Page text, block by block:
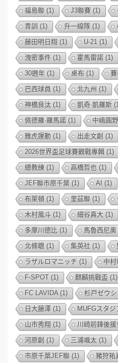
福島聯 (1) J3聯賽 (1)
青訓 (1) 升一線隊 (1)
藤田明日翔 (1) U-21 (1)
洩密事件 (1) 霍馬雷諾 (1)
30週年 (1) 桌布 (1) 賽
巴西球員 (1) 北九州 (1)
神橋良汰 (1) 凱奇·凱羅斯
佩德羅·羅馬諾 (1) 中嶋圓野
雅虎運動 (1) 出走文創 (1)
2026世界盃足球賽觀戰專輯 (1)
總教練 (1) 高橋哲也 (1)
JEF聯市原千葉 (1) AI (1)
布萊頓 (1) 里茲聯 (1)
木村風斗 (1) 細谷真大 (1)
多摩川德比 (1) 馬魯西尼奧
北條聰 (1) 集英社 (1)
ラザルロマニッチ (1) 中
F-SPOT (1) 麒麟挑戰盃 (1)
FC LAVIDA (1) 杉戸ゼウ
日大藤澤 (1) MUFGスタジ
山市秀翔 (1) 川崎前鋒後援
河原創 (1) 三浦颯太 (1)
市原千葉JEF聯 (1) 豬狩祐